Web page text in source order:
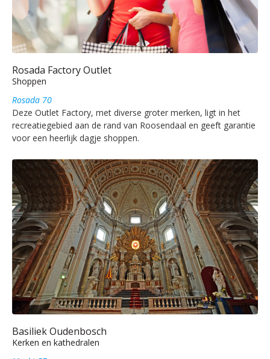
Rosada Factory Outlet
Shoppen
Rosada 70
Deze Outlet Factory, met diverse groter merken, ligt in het
recreatiegebied aan de rand van Roosendaal en geeft garantie
voor een heerlijk dagje shoppen.
Basiliek Oudenbosch
Kerken en kathedralen